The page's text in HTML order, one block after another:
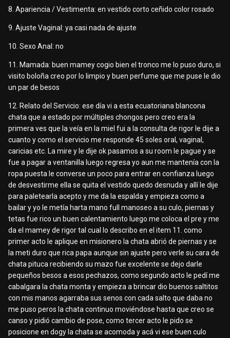
8. Apariencia / Vestimenta: en vestido corto ceñido color rosado
9. Ajuste Vaginal: ya casi nada de ajuste
10. Sexo Anal: no
11. Mamada: buen mamey cogio bien el tronco me lo puso duro, si
visito boloña creo por lo limpio y buen perfume que me puse le dio
un par de besos
12. Relato del Servicio: ese día vi a esta ecuatoriana blancona
chata que a estado por múltiples chongos pero creo era la
primera ves que la veía en la miel fui a la consulta de rigor le dije a
cuanto y como el servicio me responde 45 soles oral, vaginal,
caricias etc. La mire y le dije ok pasamos a su room le pague y se
fue a pagar a ventanilla luego regresa yo aun me mantenía con la
ropa puesta le converse un poco para entrar en confianza luego
de desvestirme ella se quita el vestido quedo desnuda y allí le dije
para paletearla acepto y me da la espalda y empieza como a
bailar y yo le metía harta mano full manoseo a su culo, piernas y
tetas fue rico un buen calentamiento luego me coloca el pre y me
da el mamey de rigor tal cual lo describo en el item 11. como
primer acto le aplique en misionero la chata abrió de piernas y se
la meti duro que rica papa aunque sin ajuste pero verle su cara de
chata pituca recibiendo su mazo fue excelente se dejo darle
pequeños besos a esos pechazos, como segundo acto le pedí me
cabalgara la chata monta y empieza a brincar dio buenos saltitos
con mis manos agarraba sus senos con cada salto que daba no
me puso peros la chata continuo moviéndose hasta que creo se
canso y pidió cambio de pose, como tercer acto le pido se
posicione en dogy la chata se acomoda y acá vi ese buen culo